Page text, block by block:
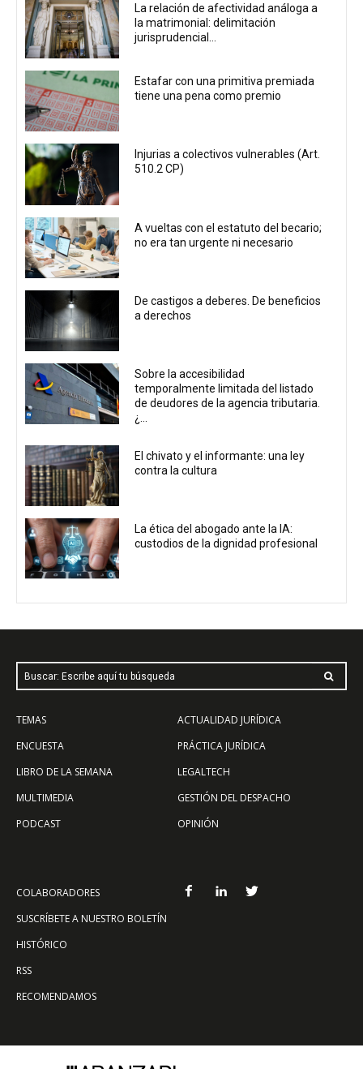
La relación de afectividad análoga a
la matrimonial: delimitación
jurisprudencial...
Estafar con una primitiva premiada
tiene una pena como premio
Injurias a colectivos vulnerables (Art.
510.2 CP)
A vueltas con el estatuto del becario;
no era tan urgente ni necesario
De castigos a deberes. De beneficios
a derechos
Sobre la accesibilidad
temporalmente limitada del listado
de deudores de la agencia tributaria.
¿...
El chivato y el informante: una ley
contra la cultura
La ética del abogado ante la IA:
custodios de la dignidad profesional
Buscar: Escribe aquí tu búsqueda
TEMAS
ENCUESTA
LIBRO DE LA SEMANA
MULTIMEDIA
PODCAST
ACTUALIDAD JURÍDICA
PRÁCTICA JURÍDICA
LEGALTECH
GESTIÓN DEL DESPACHO
OPINIÓN
COLABORADORES
SUSCRÍBETE A NUESTRO BOLETÍN
HISTÓRICO
RSS
RECOMENDAMOS